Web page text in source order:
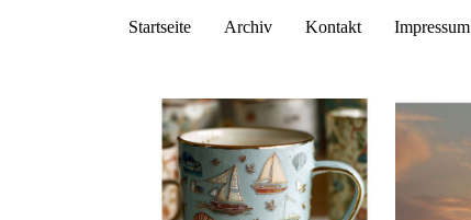
Startseite Archiv Kontakt Impressum